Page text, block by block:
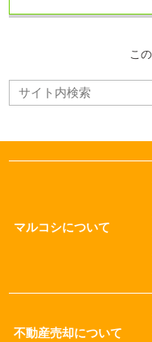
こ
マルコシについて
不動産売却について